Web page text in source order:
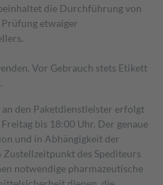
die Durchführung von
etwaiger
Vor Gebrauch stets Etikett
den Paketdienstleister erfolgt
bis 18:00 Uhr. Der genaue
und in Abhängigkeit der
des Spediteurs
notwendige pharmazeutische